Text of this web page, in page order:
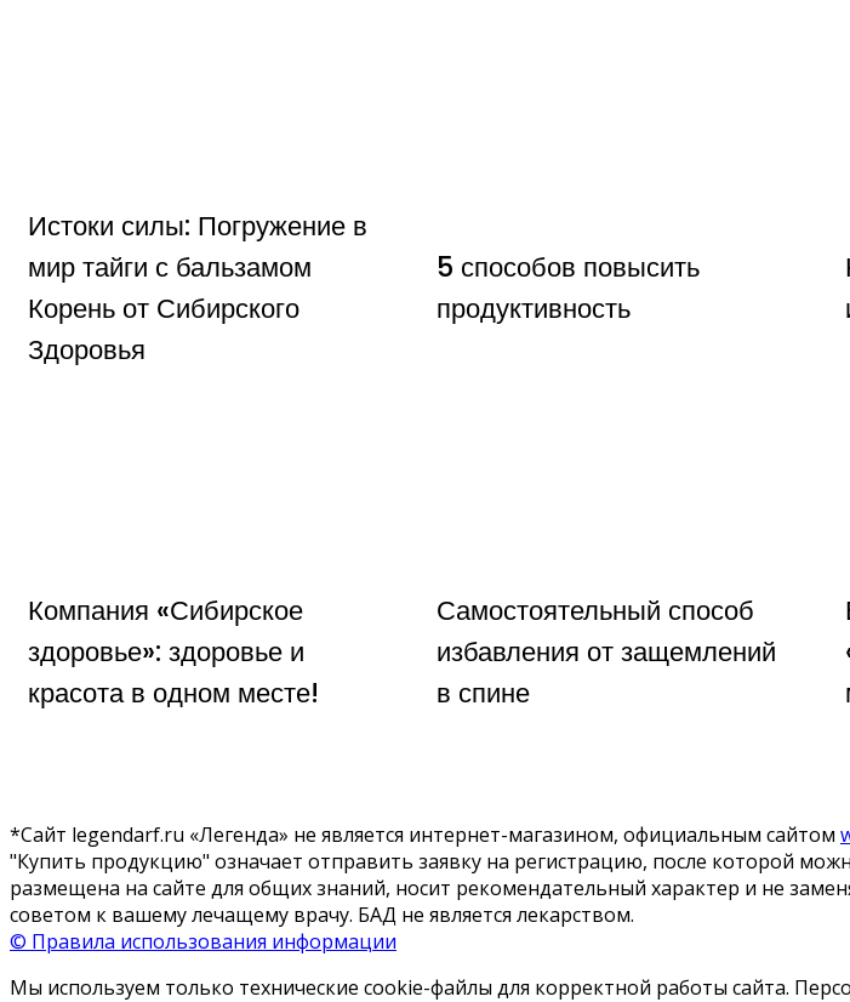
Истоки силы: Погружение в
мир тайги с бальзамом
Корень от Сибирского
Здоровья
5 способов повысить
продуктивность
Компания «Сибирское
здоровье»: здоровье и
красота в одном месте!
Самостоятельный способ
избавления от защемлений
в спине
*Сайт legendarf.ru «Легенда» не является интернет-магазином, официальным сайтом
"Купить продукцию" означает отправить заявку на регистрацию, после которой
размещена на сайте для общих знаний, носит рекомендательный характер и не
советом к вашему лечащему врачу. БАД не является лекарством.
© Правила использования информации
Мы используем только технические cookie-файлы для корректной работы сайта.